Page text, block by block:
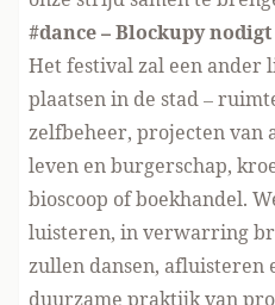
#dance – Blockupy
Het festival zal een ander
plaatsen in de stad –
zelfbeheer, projecten van
leven en burgerschap,
bioscoop of boekhandel.
luisteren, in verwarring
zullen dansen, afluisteren
duurzame praktijk van